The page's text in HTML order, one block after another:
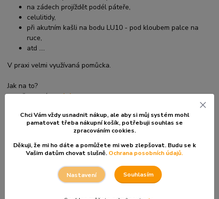
na zádech projíždět podél páteře,
celulitidy,
při akutním kašli na bodu LU10 - pod kloubem palce na
ruce,
atd ....
V praxi velmi využívaná pomůcka.
Jak na to?
- potřeme místoolejema
- až do zčervenání kůže,
- poté přestaneme.
Můžete 2 - 5x denně, podle problému a podle potřeby.
Chci Vám vždy usnadnit nákup, ale aby si můj systém mohl
pamatovat třeba nákupní košík, potřebuji souhlas se
zpracováním cookies.
Děkuji, že mi ho dáte a pomůžete mi web zlepšovat. Budu se k
Vašim datům chovat slušně. Ochrana posobních údajů.
Nastavení Souhlasím